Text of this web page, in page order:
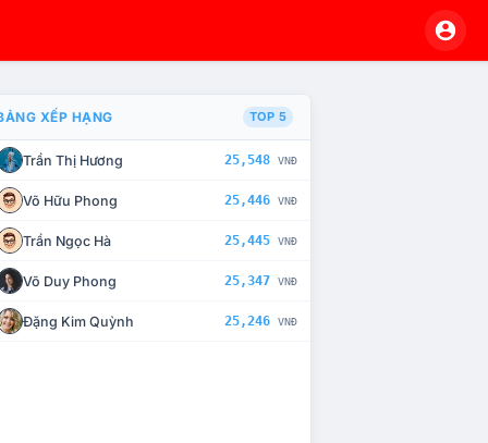
CHẾ TÀI XỬ LÝ VI PHẠM
XẾP HẠNG TOP 5
Trần Thị Hương 25,548 VNĐ
Võ Hữu Phong 25,446 VNĐ
Trần Ngọc Hà 25,445 VNĐ
Võ Duy Phong 25,347 VNĐ
Đặng Kim Quỳnh 25,246 VNĐ